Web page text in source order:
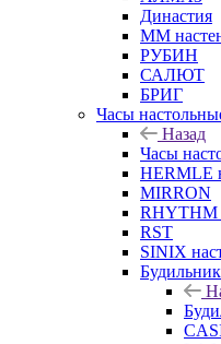
Династия
ММ
РУБИН
САЛЮТ
БРИГ
Часы
Назад
Часы
HERMLE
MIRRON
RHYTHM
RST
SINIX
Будильник